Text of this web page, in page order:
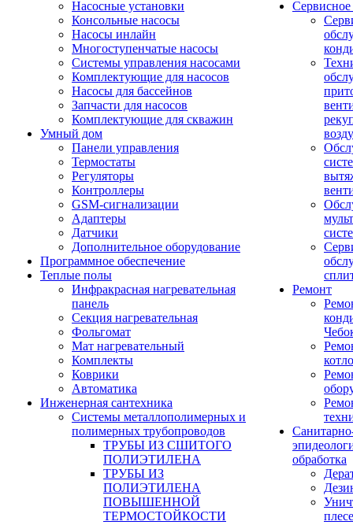
Насосные установки
Консольные насосы
Насосы инлайн
Многоступенчатые насосы
Системы управления насосами
Комплектующие для насосов
Насосы для бассейнов
Запчасти для насосов
Комплектующие для скважин
Умный дом
Панели управления
Термостаты
Регуляторы
Контроллеры
GSM-сигнализации
Адаптеры
Датчики
Дополнительное оборудование
Программное обеспечение
Теплые полы
Инфракрасная нагревательная
панель
Секция нагревательная
Фольгомат
Мат нагревательный
Комплекты
Коврики
Автоматика
Инженерная сантехника
Системы металлополимерных и
полимерных трубопроводов
ТРУБЫ ИЗ СШИТОГО
ПОЛИЭТИЛЕНА
ТРУБЫ ИЗ
ПОЛИЭТИЛЕНА
ПОВЫШЕННОЙ
ТЕРМОСТОЙКОСТИ
Ремонт
обработка